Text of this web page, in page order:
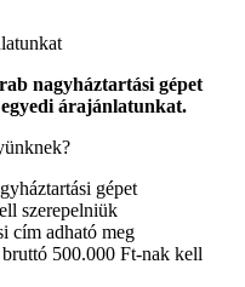
nagyháztartási gépet
árajánlatunkat.
gépet
szerepelniük
cím adható meg
500.000 Ft-nak kell